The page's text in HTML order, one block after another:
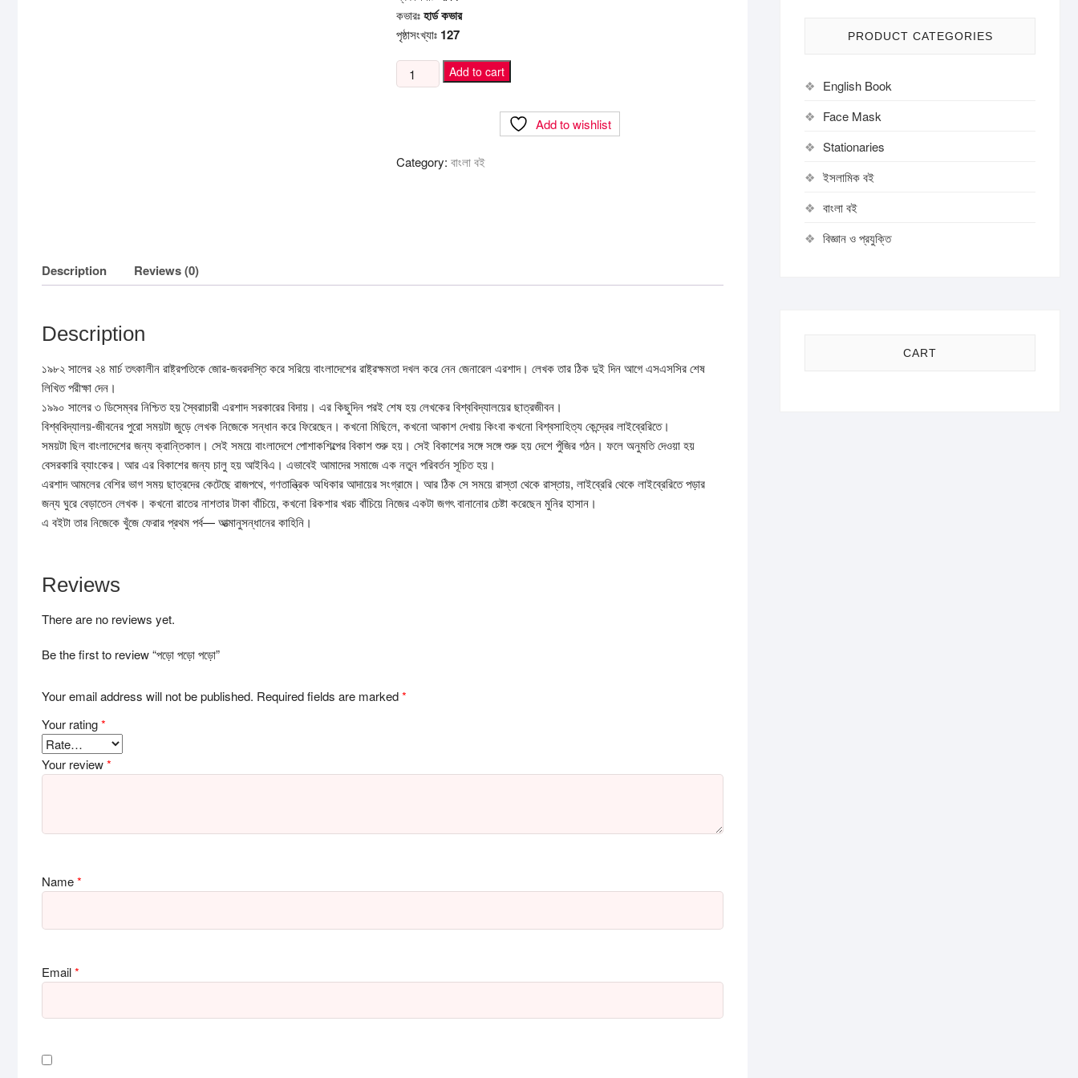
কভারঃহার্ড কভার
পৃষ্ঠাসংখ্যাঃ 127
পড়ো
পড়ো
Add to cart
Add to wishlist
Category: বাংলা বই
Description Reviews (0)
Description
১৯৮২ সালের ২৪ মার্চ তৎকালীন রাষ্ট্রপতিকে জোর-জবরদস্তি করে সরিয়ে বাংলাদেশের রাষ্ট্রক্ষমতা দখল করে নেন জেনারেল এরশাদ। লেখক তার ঠিক দুই দিন আগে এসএসসির শেষ
লিখিত পরীক্ষা দেন।
১৯৯০ সালের ৩ ডিসেম্বর নিশ্চিত হয় স্বৈরাচারী এরশাদ সরকারের বিদায়। এর কিছুদিন পরই শেষ হয় লেখকের বিশ্ববিদ্যালয়ের ছাত্রজীবন।
বিশ্ববিদ্যালয়-জীবনের পুরো সময়টা জুড়ে লেখক নিজেকে সন্ধান করে ফিরেছেন। কখনো মিছিলে, কখনো আকাশ দেখায় কিংবা কখনো বিশ্বসাহিত্য কেন্দ্রের লাইব্রেরিতে।
সময়টা ছিল বাংলাদেশের জন্য ক্রান্তিকাল। সেই সময়ে বাংলাদেশে পোশাকশিল্পের বিকাশ শুরু হয়। সেই বিকাশের সঙ্গে সঙ্গে শুরু হয় দেশে পুঁজির গঠন। ফলে অনুমতি দেওয়া হয়
বেসরকারি ব্যাংকের। আর এর বিকাশের জন্য চালু হয় আইবিএ। এভাবেই আমাদের সমাজে এক নতুন পরিবর্তন সূচিত হয়।
এরশাদ আমলের বেশির ভাগ সময় ছাত্রদের কেটেছে রাজপথে, গণতান্ত্রিক অধিকার আদায়ের সংগ্রামে। আর ঠিক সে সময়ে রাস্তা থেকে রাস্তায়, লাইব্রেরি থেকে লাইব্রেরিতে পড়ার
জন্য ঘুরে বেড়াতেন লেখক। কখনো রাতের নাশতার টাকা বাঁচিয়ে, কখনো রিকশার খরচ বাঁচিয়ে নিজের একটা জগৎ বানানোর চেষ্টা করেছেন মুনির হাসান।
এ বইটা তার নিজেকে খুঁজে ফেরার প্রথম পর্ব— আত্মানুসন্ধানের কাহিনি।
Reviews
There are no reviews yet.
Be the first to review “পড়ো পড়ো পড়ো”
Your email address will not be published. Required fields are marked*
Your rating*
Your review*
Name*
Email*
PRODUCT CATEGORIES
English Book
Face Mask
Stationaries
ইসলামিক বই
বাংলা বই
বিজ্ঞান ও প্রযুক্তি
CART